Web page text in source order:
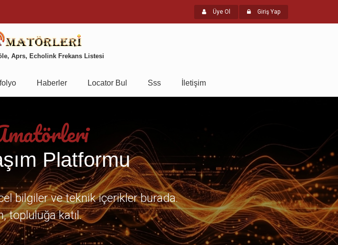
Üye Ol Giriş Yap
Aprs, Echolink Frekans Listesi
Haberler Locator Bul Sss İletişim
Platformu
bilgiler ve teknik içerikler burada.
topluluğa katıl.